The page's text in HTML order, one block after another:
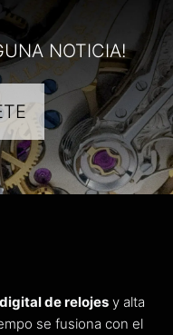
NOTICIA!
de relojes y alta
se fusiona con el